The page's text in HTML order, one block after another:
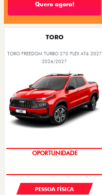
Quero agora!
TORO
TORO FREEDOM TURBO 270 FLEX AT6 2027
2026/2027
SUPERVALORIZAÇÃO DO USADO
PESSOA FÍSICA